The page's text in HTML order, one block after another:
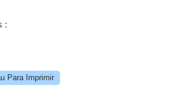
:
Para Imprimir